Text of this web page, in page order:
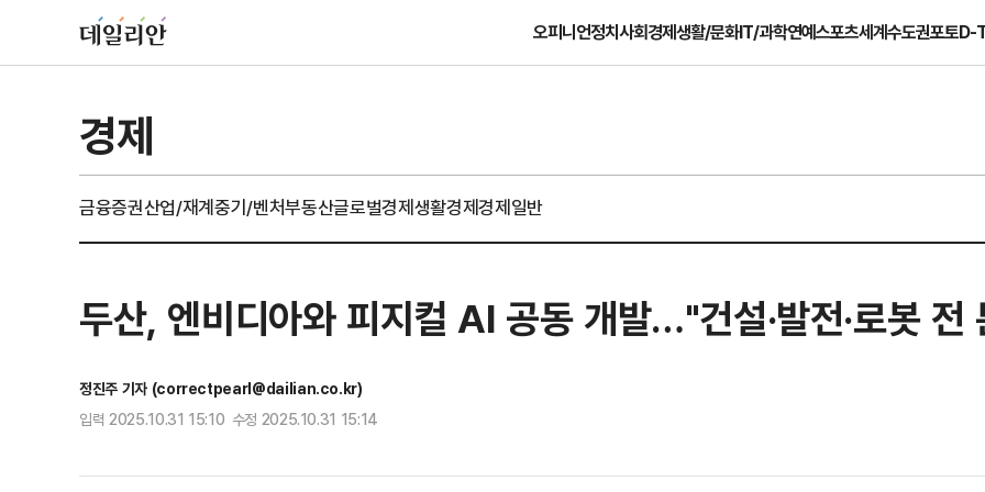
오피니언정치사회경제생활/문화IT/과학연예스포츠세계수도권포토D-
경제
금융증권산업/재계중기/벤처부동산글로벌경제생활경제경제일반
두산, 엔비디아와 피지컬 AI 공동 개발…"건설·발전·로봇 전
정진주 기자 (correctpearl@dailian.co.kr)
입력 2025.10.31 15:10 수정 2025.10.31 15:14